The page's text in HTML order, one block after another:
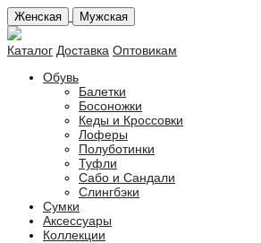
Женская Мужская
Каталог Доставка Оптовикам
Обувь
Балетки
Босоножки
Кеды и Кроссовки
Лоферы
Полуботинки
Туфли
Сабо и Сандали
Слингбэки
Сумки
Аксессуары
Коллекции